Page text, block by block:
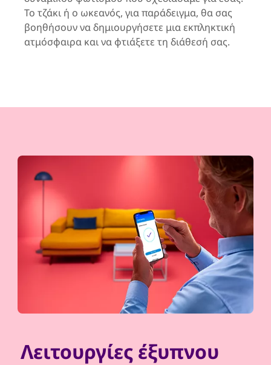
Το τζάκι ή ο ωκεανός, για παράδειγμα, θα σας
βοηθήσουν να δημιουργήσετε μια εκπληκτική
ατμόσφαιρα και να φτιάξετε τη διάθεσή σας.
Λειτουργίες έξυπνου